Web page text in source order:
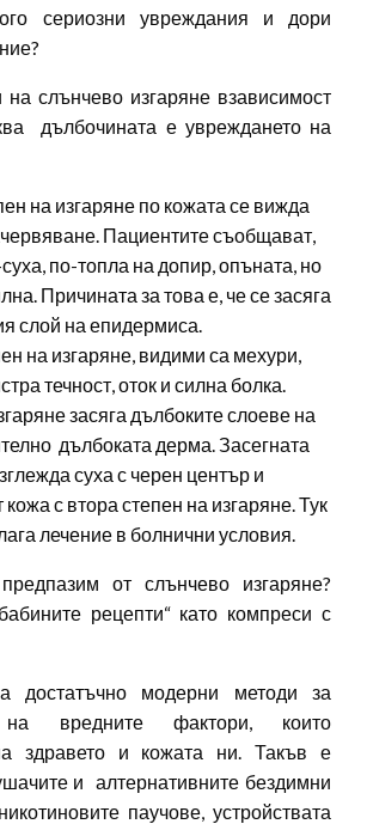
сериозни увреждания и дори
слънчево изгаряне взависимост
дълбочината е увреждането на
на изгаряне по кожата се вижда
Пациентите съобщават,
по-топла на допир, опъната, но
Причината за това е, че се засяга
слой на епидермиса.
на изгаряне, видими са мехури,
течност, оток и силна болка.
засяга дълбоките слоеве на
дълбоката дерма. Засегната
суха с черен център и
с втора степен на изгаряне. Тук
лечение в болнични условия.
от слънчево изгаряне?
рецепти“ като компреси с
модерни методи за
на вредните фактори, които
здравето и кожата ни. Такъв е
и алтернативните бездимни
паучове, устройствата